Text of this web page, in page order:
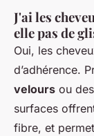
J'ai les
elle pas de
Oui, les
d’adhérence.
velours ou
surfaces
fibre, et